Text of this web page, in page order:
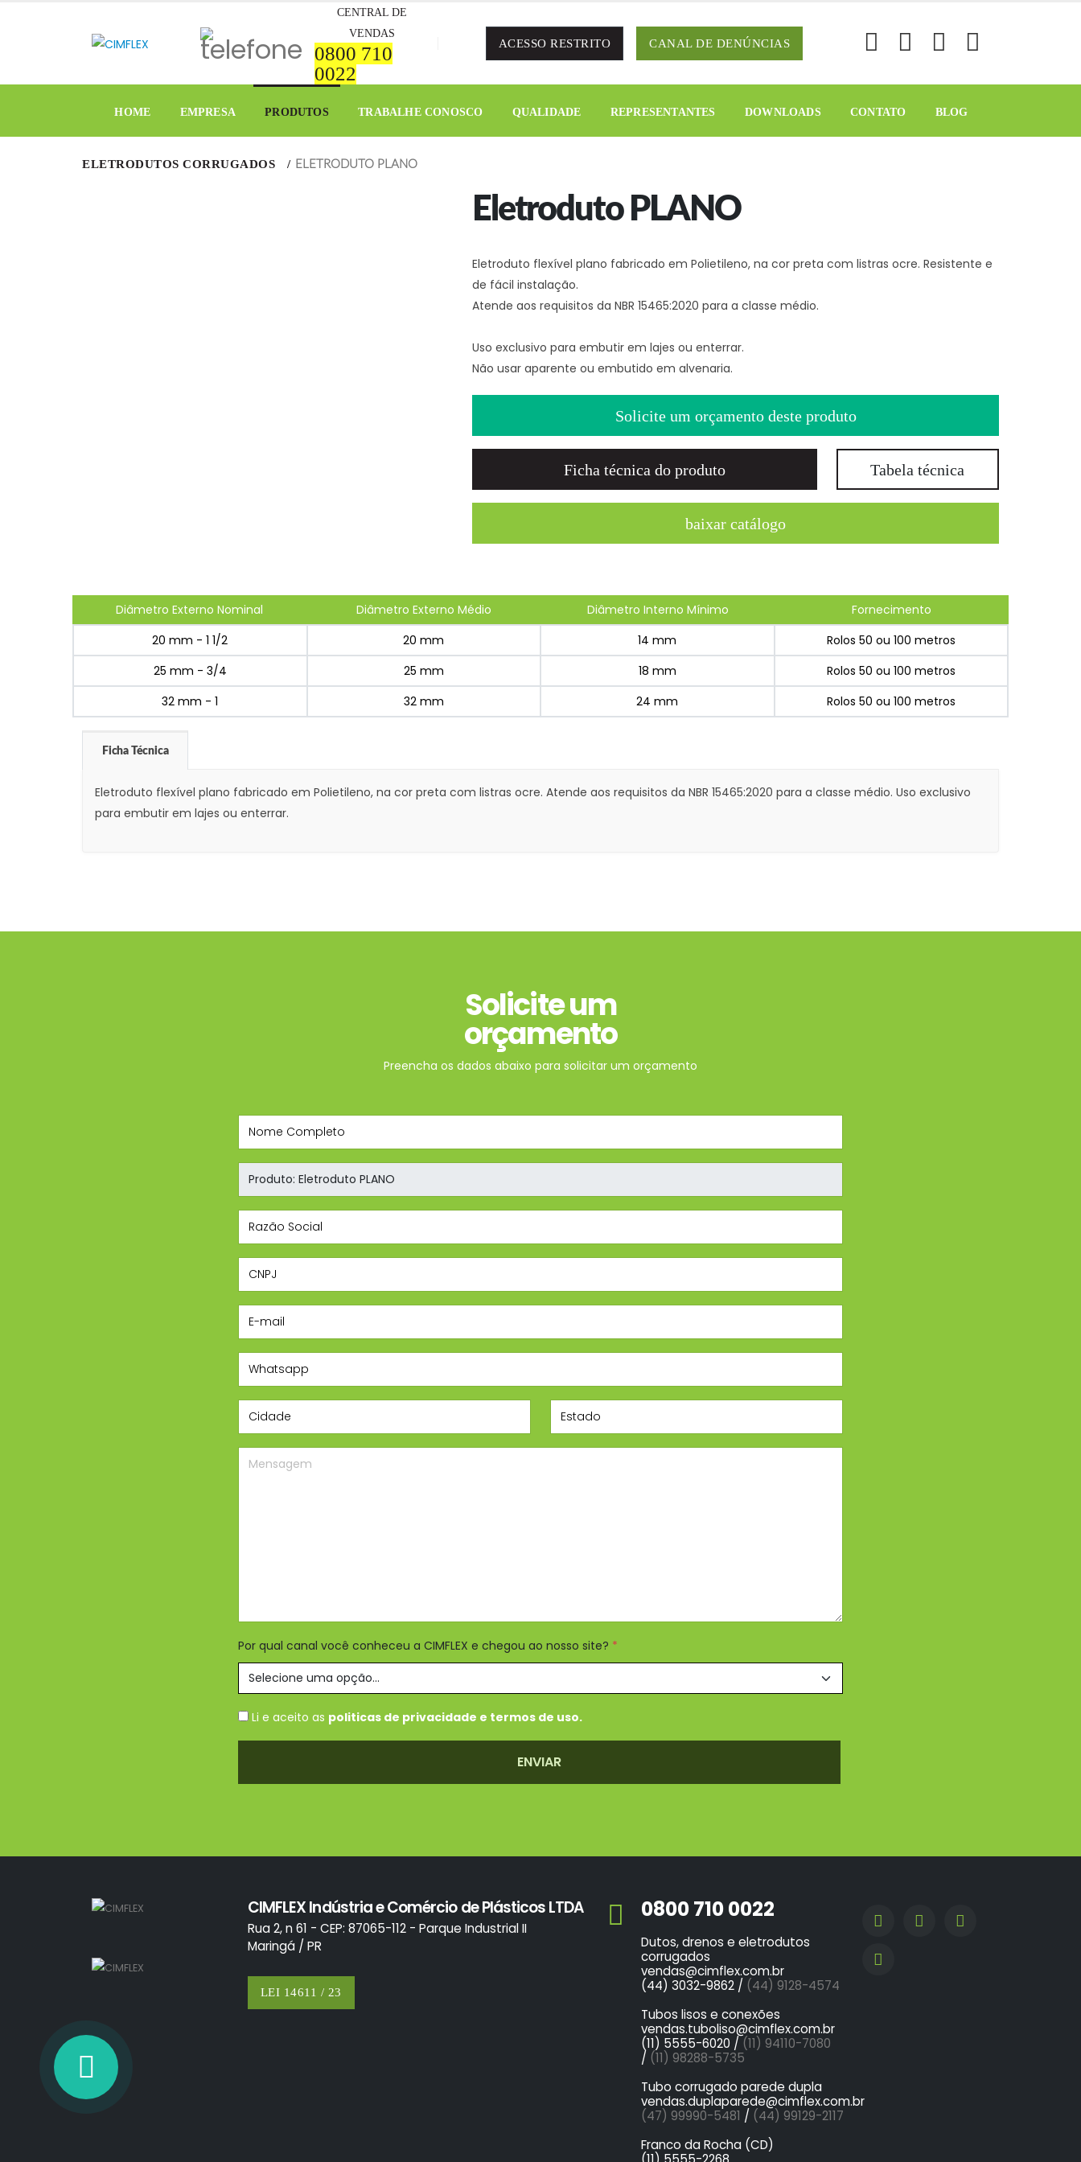
CENTRAL DE
VENDAS
0800 710
0022
ACESSO RESTRITO CANAL DE DENÚNCIAS
HOME EMPRESA PRODUTOS TRABALHE CONOSCO QUALIDADE REPRESENTANTES DOWNLOADS CONTATO BLOG
ELETRODUTOS CORRUGADOS ELETRODUTO PLANO
Eletroduto PLANO
Eletroduto flexível plano fabricado em Polietileno, na cor preta com listras ocre. Resistente e
de fácil instalação.
Atende aos requisitos da NBR 15465:2020 para a classe médio.
Uso exclusivo para embutir em lajes ou enterrar.
Não usar aparente ou embutido em alvenaria.
Solicite um orçamento deste produto
Ficha técnica do produto Tabela técnica
baixar catálogo
Diâmetro Externo Nominal Diâmetro Externo Médio Diâmetro Interno Mínimo
Fornecimento
20 mm - 1 1/2
25 mm - 3/4
32 mm - 1
20 mm
25 mm
32 mm
14 mm
18 mm
24 mm
Rolos 50 ou 100 metros
Rolos 50 ou 100 metros
Rolos 50 ou 100 metros
Ficha Técnica
Eletroduto flexível plano fabricado em Polietileno, na cor preta com listras ocre. Atende aos requisitos da NBR 15465:2020 para a classe médio. Uso exclusivo
para embutir em lajes ou enterrar.
Solicite um
orçamento
Preencha os dados abaixo para solicitar um orçamento
Por qual canal você conheceu a CIMFLEX e chegou ao nosso site? *
Li e aceito as politicas de privacidade e termos de uso.
ENVIAR
CIMFLEX Indústria e Comércio de Plásticos LTDA
Rua 2, n 61 - CEP: 87065-112 - Parque Industrial II
Maringá / PR
LEI 14611 / 23
0800 710 0022
Dutos, drenos e eletrodutos
corrugados
vendas@cimflex.com.br
(44) 3032-9862 / (44) 9128-4574
Tubos lisos e conexões
vendas.tuboliso@cimflex.com.br
(11) 5555-6020 / (11) 94110-7080
/ (11) 98288-5735
Tubo corrugado parede dupla
vendas.duplaparede@cimflex.com.br
(47) 99990-5481 / (44) 99129-2117
Franco da Rocha (CD)